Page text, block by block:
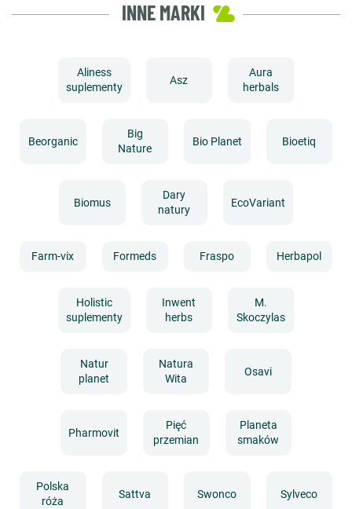
INNE MARKI
Aliness
suplementy
Asz
Aura
herbals
Beorganic
Big
Nature
Bio Planet Bioetiq
Biomus
Dary
natury
EcoVariant
Farm-vix Formeds Fraspo Herbapol
Holistic
suplementy
Inwent
herbs
M.
Skoczylas
Natur
planet
Natura
Wita
Osavi
Pharmovit
Pięć
przemian
Planeta
smaków
Polska
róża
Sattva Swonco Sylveco